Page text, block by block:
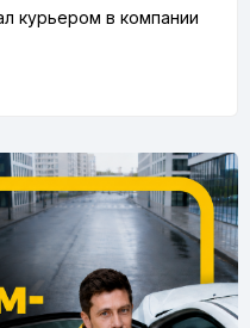
курьером в компании